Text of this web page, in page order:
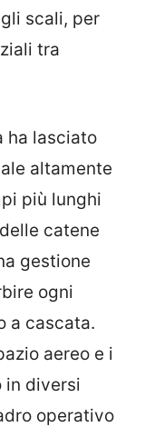
scali, per
tra
ha lasciato
altamente
più lunghi
catene
gestione
ogni
a cascata.
aereo e i
in diversi
operativo